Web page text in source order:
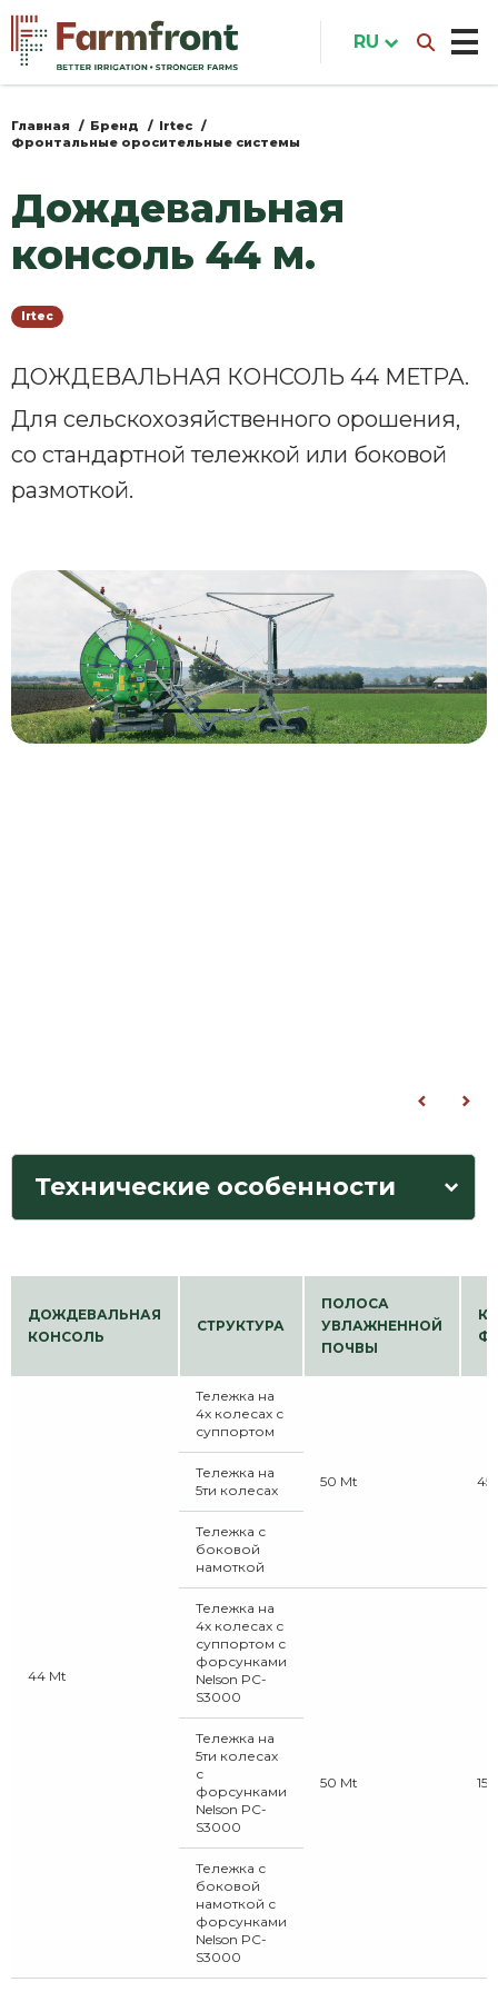
Перейти
основному
содержанию
Вы
Главная Бренд
Irtec
Фронтальные оросительные системы
Дождевальная
консоль 44 м.
Irtec
ДОЖДЕВАЛЬНАЯ КОНСОЛЬ 44 МЕТРА.
Для сельскохозяйственного орошения,
со стандартной тележкой или боковой
размоткой.
Технические особенности
ДОЖДЕВАЛЬНАЯ
КОНСОЛЬ
СТРУКТУРА
ПОЛОСА
УВЛАЖНЕННОЙ
ПОЧВЫ
44 Mt
Тележка на
4х колесах с
суппортом
50 Mt
Тележка на
5ти колесах
Тележка с
боковой
намоткой
Тележка на
4х колесах с
суппортом с
форсунками
Nelson PC-
S3000
50 Mt
Тележка на
5ти колесах
с
форсунками
Nelson PC-
S3000
Тележка с
боковой
намоткой с
форсунками
Nelson PC-
S3000
RU